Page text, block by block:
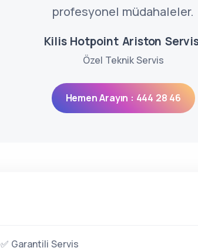
profesyonel müdahaleler.
Kilis Hotpoint Ariston
Özel Teknik Servis
Hemen Arayın : 444 28 46
✅ Garantili Servis